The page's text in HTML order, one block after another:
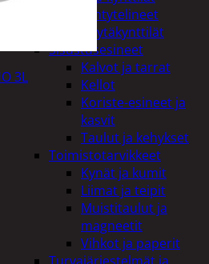
Lyhtytelineet
Pöytäkynttilät
Sisustusesineet
Kalvot ja tarrat
Kellot
Koriste-esineet ja
kasvit
Taulut ja kehykset
Toimistotarvikkeet
Kynät ja kumit
Liimat ja teipit
Muistitaulut ja
magneetit
Vihkot ja paperit
3L